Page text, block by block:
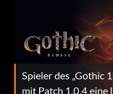
Spieler des „Gothic
mit Patch 1.0.4 eine